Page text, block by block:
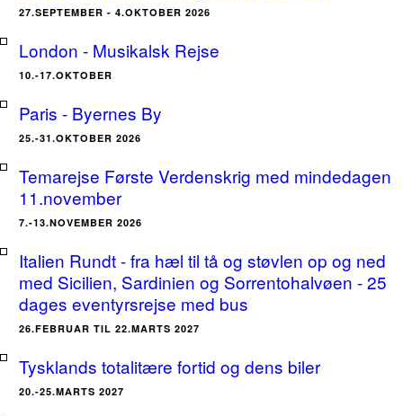
27.SEPTEMBER - 4.OKTOBER 2026
London - Musikalsk Rejse
10.-17.OKTOBER
Paris - Byernes By
25.-31.OKTOBER 2026
Temarejse Første Verdenskrig med mindedagen
11.november
7.-13.NOVEMBER 2026
Italien Rundt - fra hæl til tå og støvlen op og ned
med Sicilien, Sardinien og Sorrentohalvøen - 25
dages eventyrsrejse med bus
26.FEBRUAR TIL 22.MARTS 2027
Tysklands totalitære fortid og dens biler
20.-25.MARTS 2027